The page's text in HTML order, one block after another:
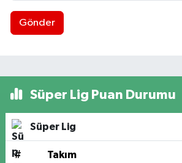
Gönder
Süper Lig Puan Durumu
Süper Lig
# Takım